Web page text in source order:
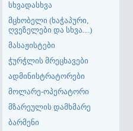
სხვადასხვა
მცხობელი (ხაჭაპური,
ღვეზელები და სხვა....)
მასაჟისტები
ჭურჭლის მრეცხავები
ადმინისტრატორები
მოლარე-ოპერატორი
მზარეულის დამხმარე
ბარმენი